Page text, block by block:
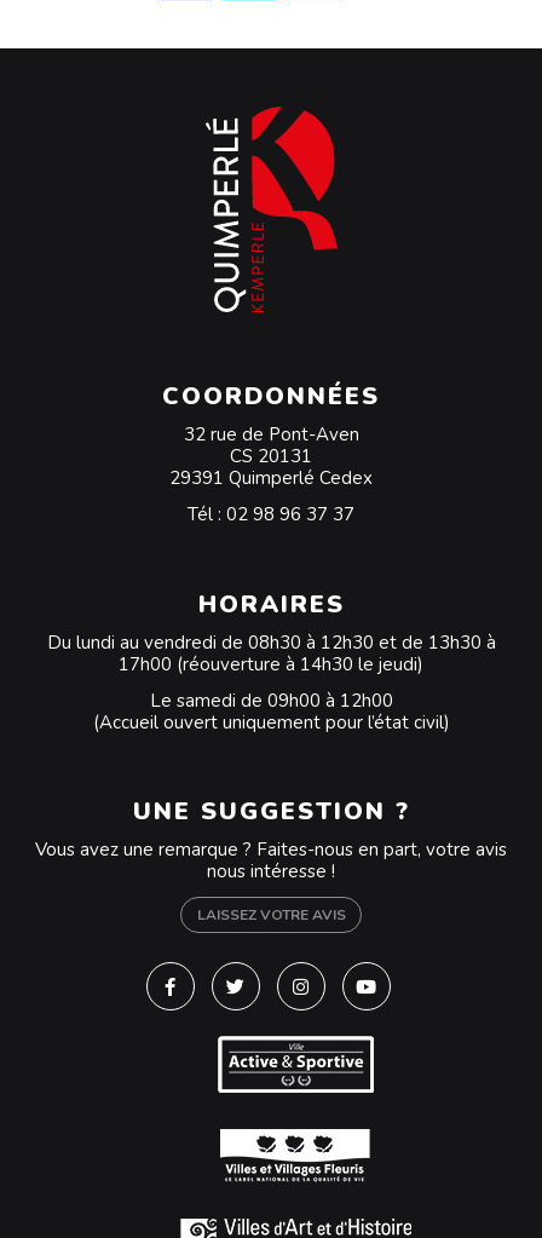
COORDONNÉES
32 rue de Pont-Aven
CS 20131
29391 Quimperlé Cedex
Tél : 02 98 96 37 37
HORAIRES
Du lundi au vendredi de 08h30 à 12h30 et de 13h30 à
17h00 (réouverture à 14h30 le jeudi)
Le samedi de 09h00 à 12h00
(Accueil ouvert uniquement pour l’état civil)
UNE SUGGESTION ?
Vous avez une remarque ? Faites-nous en part, votre avis
nous intéresse !
LAISSEZ VOTRE AVIS
Lien vers le compte Facebook
Lien vers le compte Twitter
Lien vers le compte
Lien vers la chaîne